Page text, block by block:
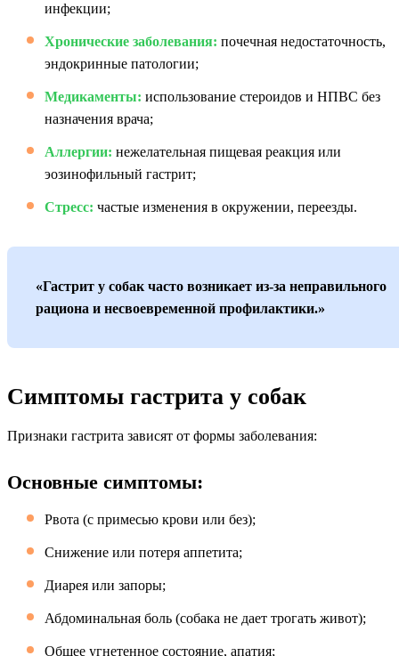
инфекции;
Хронические заболевания: почечная недостаточность,
эндокринные патологии;
Медикаменты: использование стероидов и НПВС без
назначения врача;
Аллергии: нежелательная пищевая реакция или
эозинофильный гастрит;
Стресс: частые изменения в окружении, переезды.
«Гастрит у собак часто возникает из-за неправильного
рациона и несвоевременной профилактики.»
Симптомы гастрита у собак
Признаки гастрита зависят от формы заболевания:
Основные симптомы:
Рвота (с примесью крови или без);
Снижение или потеря аппетита;
Диарея или запоры;
Абдоминальная боль (собака не дает трогать живот);
Общее угнетенное состояние, апатия;